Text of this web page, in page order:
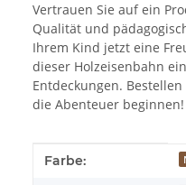
Vertrauen Sie auf ein
Qualität und
Ihrem Kind jetzt eine
dieser Holzeisenbahn
Entdeckungen.
die Abenteuer beginnen!
Produkteigenschaft
Wert
Farbe: